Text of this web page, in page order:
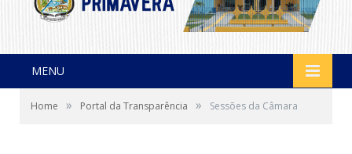
MENU
Home » Portal da Transparência » Sessões da Câmara